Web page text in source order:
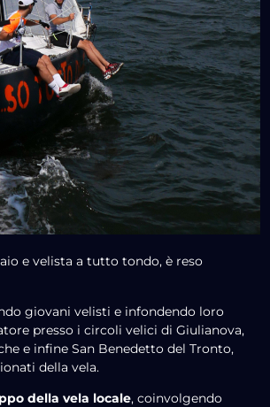
e velista a tutto tondo, è reso
giovani velisti e infondendo loro
presso i circoli velici di Giulianova,
e infine San Benedetto del Tronto,
della vela.
della vela locale, coinvolgendo